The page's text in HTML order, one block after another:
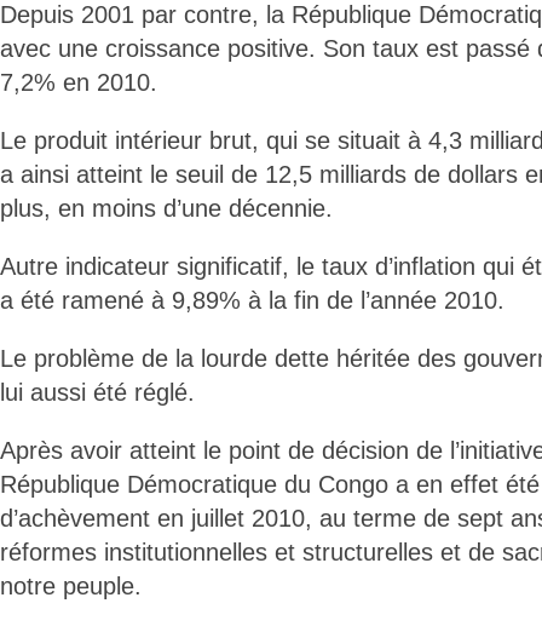
Depuis 2001 par contre, la République
avec une croissance positive. Son taux est passé
7,2% en 2010.
Le produit intérieur brut, qui se situait à 4,3
a ainsi atteint le seuil de 12,5 milliards de dollars
plus, en moins d’une décennie.
Autre indicateur significatif, le taux d’inflation qui
a été ramené à 9,89% à la fin de l’année 2010.
Le problème de la lourde dette héritée des
lui aussi été réglé.
Après avoir atteint le point de décision de
République Démocratique du Congo a en effet
d’achèvement en juillet 2010, au terme de sept
réformes institutionnelles et structurelles et de
notre peuple.